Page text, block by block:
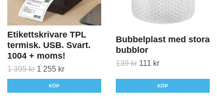
Etikettskrivare TPL
termisk. USB. Svart.
1004 + moms!
1 395 kr 1 255 kr
KÖP
Bubbelplast med stora
bubblor
139 kr 111 kr
KÖP